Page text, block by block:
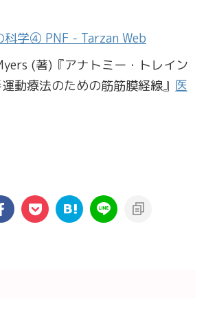
科学④ PNF - Tarzan Web
(著)『アナトミー・トレイン
動療法のための筋筋膜経線』 医